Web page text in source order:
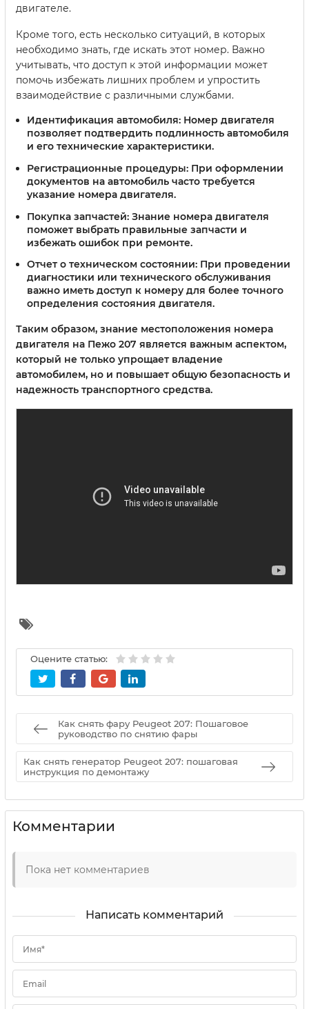
двигателе.
Кроме того, есть несколько ситуаций, в которых
необходимо знать, где искать этот номер. Важно
учитывать, что доступ к этой информации может
помочь избежать лишних проблем и упростить
взаимодействие с различными службами.
Идентификация автомобиля: Номер двигателя
позволяет подтвердить подлинность автомобиля
и его технические характеристики.
Регистрационные процедуры: При оформлении
документов на автомобиль часто требуется
указание номера двигателя.
Покупка запчастей: Знание номера двигателя
поможет выбрать правильные запчасти и
избежать ошибок при ремонте.
Отчет о техническом состоянии: При проведении
диагностики или технического обслуживания
важно иметь доступ к номеру для более точного
определения состояния двигателя.
Таким образом, знание местоположения номера
двигателя на Пежо 207 является важным аспектом,
который не только упрощает владение
автомобилем, но и повышает общую безопасность и
надежность транспортного средства.
Оцените статью:
Как снять фару Peugeot 207: Пошаговое
руководство по снятию фары
Как снять генератор Peugeot 207: пошаговая
инструкция по демонтажу
Комментарии
Пока нет комментариев
Написать комментарий
Имя*
Email